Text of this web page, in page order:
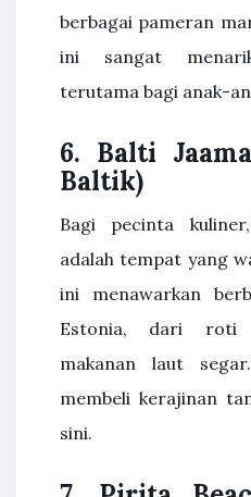
berbagai pameran
ini sangat
terutama bagi anak-
6. Balti
Baltik)
Bagi pecinta
adalah tempat yang
ini menawarkan
Estonia, dari roti
makanan laut
membeli kerajinan
sini.